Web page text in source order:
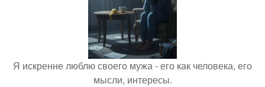
Я искренне люблю своего мужа - его как человека, его
мысли, интересы.